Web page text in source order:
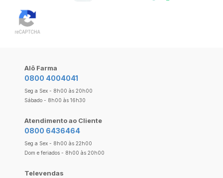
Alô Farma
0800 4004041
Seg a Sex - 8h00 às 20h00
Sábado - 8h00 às 16h30
Atendimento ao Cliente
0800 6436464
Seg a Sex - 8h00 às 22h00
Dom e feriados - 8h00 às 20h00
Televendas